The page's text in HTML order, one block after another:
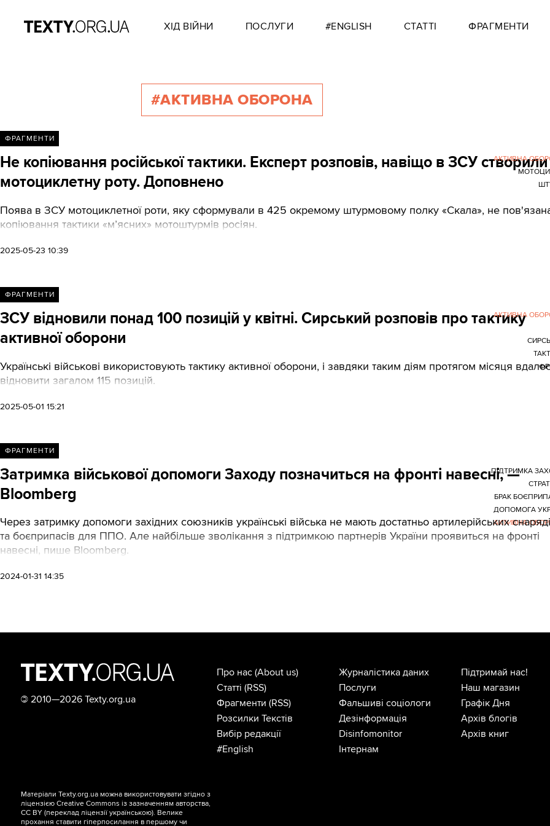
ХІД ВІЙНИ ПОСЛУГИ #ENGLISH СТАТТІ ФРАГМЕНТИ
#АКТИВНА ОБОРОНА
ФРАГМЕНТИ
Не копіювання російської тактики. Експерт розповів, навіщо в ЗСУ створили
мотоциклетну роту. Доповнено
Поява в ЗСУ мотоциклетної роти, яку сформували в 425 окремому штурмовому полку «Скала», не
копіювання тактики «м’ясних» мотоштурмів росіян.
2025-05-23 10:39
АКТИВНА
ФРАГМЕНТИ
ЗСУ відновили понад 100 позицій у квітні. Сирський розповів про тактику
активної оборони
Українські військові використовують тактику активної оборони, і завдяки таким діям протягом місяця
відновити загалом 115 позицій.
2025-05-01 15:21
АКТИВНА
ФРАГМЕНТИ
Затримка військової допомоги Заходу позначиться на фронті навесні, —
Bloomberg
Через затримку допомоги західних союзників українські війська не мають достатньо артилерійських
та боєприпасів для ППО. Але найбільше зволікання з підтримкою партнерів України проявиться на фронті
навесні, пише Bloomberg.
2024-01-31 14:35
ПІДТРИМКА
БРАК
ДОПОМОГА
АКТИВНА
© 2010—2026 Texty.org.ua
Про нас (About us)
Статті (RSS)
Фрагменти (RSS)
Розсилки Текстів
Вибір редакції
#English
Журналістика даних
Послуги
Фальшиві соціологи
Дезінформація
Disinfomonitor
Інтернам
Підтримай нас!
Наш магазин
Графік Дня
Архів блогів
Архів книг
Матеріали Texty.org.ua можна використовувати згідно з
ліцензієюCreative Commons із зазначенням авторства,
CC BY (переклад ліцензіїукраїнською). Велике
прохання ставити гіперпосилання в першому чи